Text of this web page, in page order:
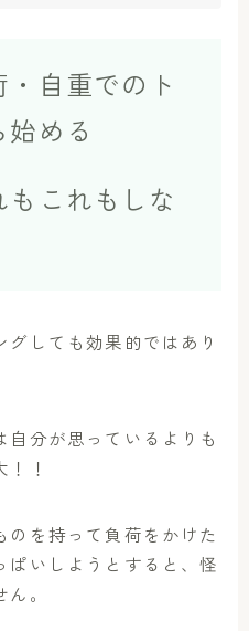
自重でのト
める
これもしな
しても効果的ではあり
分が思っているよりも
！
を持って負荷をかけた
ぱいしようとすると、怪
。